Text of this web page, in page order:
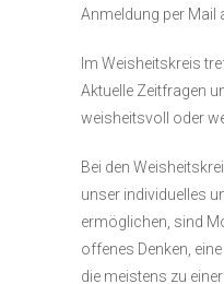
Anmeldung per Mail
Im Weisheitskreis
Aktuelle Zeitfragen
weisheitsvoll oder
Bei den
unser individuelles
ermöglichen, sind
offenes Denken,
die meistens zu